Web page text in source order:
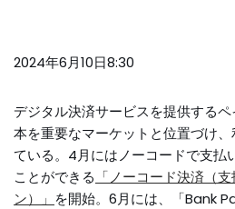
2024年6月10日8:30
デジタル決済サービスを提供する
本を重要なマーケットと位置づけ
ている。4月にはノーコードで支払
ことができる 「ノーコード決済（
ン）」 を開始。6月には、「Bank